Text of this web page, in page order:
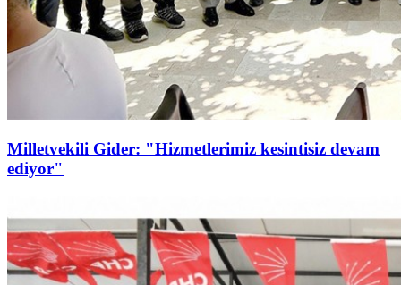
Milletvekili Gider: "Hizmetlerimiz kesintisiz devam
ediyor"